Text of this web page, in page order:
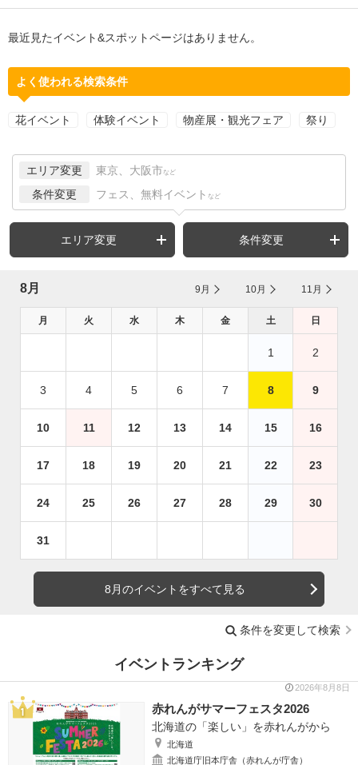
最近見たイベント&スポットページはありません。
よく使われる検索条件
花イベント 体験イベント 物産展・観光フェア 祭り
エリア変更 東京、大阪市 など
条件変更 フェス、無料イベント など
エリア変更 条件変更
8月 9月 10月 11月
月 火 水 木 金 土 日
1 2
3 4 5 6 7 8 9
10 11 12 13 14 15 16
17 18 19 20 21 22 23
24 25 26 27 28 29 30
31
8月のイベントをすべて見る
条件を変更して検索
イベントランキング
2026年8月8日
赤れんがサマーフェスタ2026
北海道の「楽しい」を赤れんがから
北海道
北海道庁旧本庁舎（赤れんが庁舎）